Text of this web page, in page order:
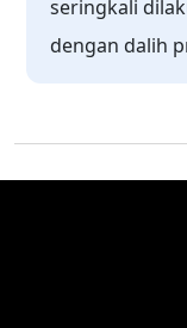
seringkali
dengan dalih